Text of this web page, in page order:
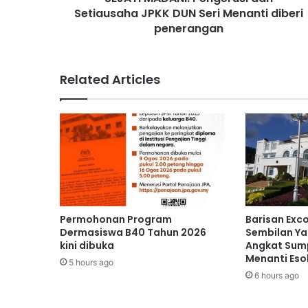
n
g
e
r
d
a
n
S
e
t
Setiausaha JPKK DUN Seri Menanti diberi
penerangan
Related Articles
Permohonan Program
Dermasiswa B40 Tahun 2026
kini dibuka
5 hours ago
Barisan
Sembilan
Angkat
Menanti
6 hours ago